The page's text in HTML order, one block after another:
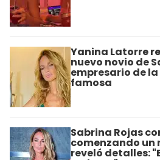
Yanina Latorre
nuevo novio de
empresario de la
famosa
Sabrina Rojas
comenzando un
reveló detalles: